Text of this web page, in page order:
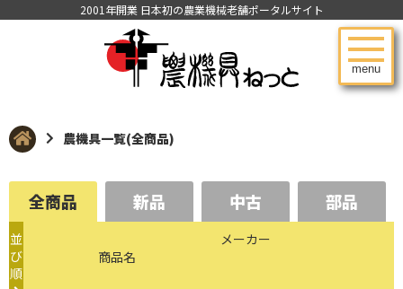
menu
2001年開業 日本初の農業機械老舗ポータルサイト
農機具一覧(全商品)
全商品 新品 中古 部品
並
び
順
商品名
メーカー